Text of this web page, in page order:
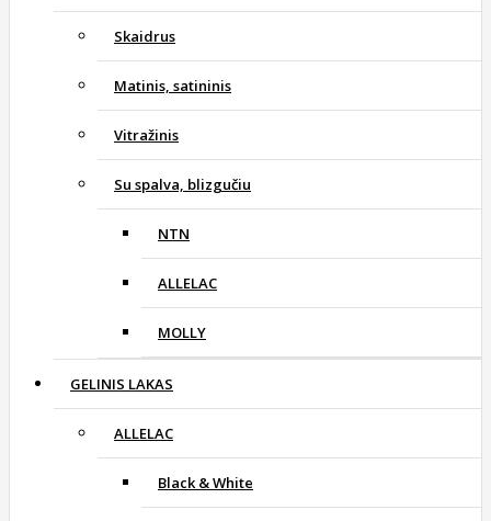
Skaidrus
Matinis, satininis
Vitražinis
Su spalva, blizgučiu
NTN
ALLELAC
MOLLY
GELINIS LAKAS
ALLELAC
Black & White